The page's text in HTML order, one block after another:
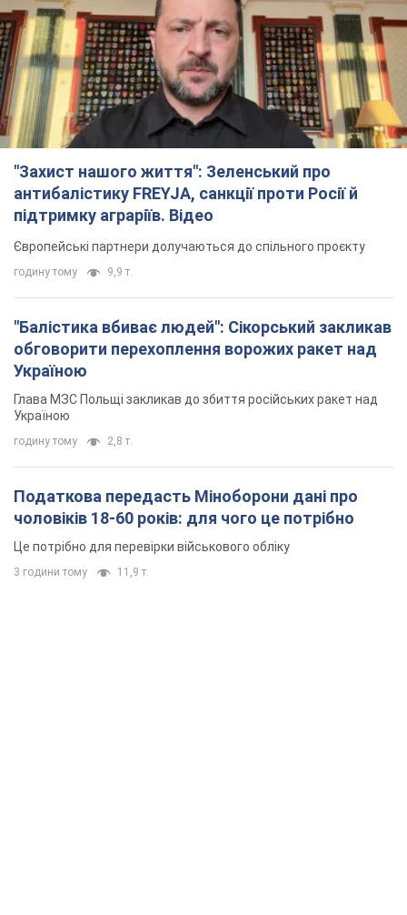
"Захист нашого життя": Зеленський про
антибалістику FREYJA, санкції проти Росії й
підтримку аграріїв. Відео
Європейські партнери долучаються до спільного проєкту
годину тому 9,9 т.
"Балістика вбиває людей": Сікорський закликав
обговорити перехоплення ворожих ракет над
Україною
Глава МЗС Польщі закликав до збиття російських ракет над
Україною
годину тому 2,8 т.
Податкова передасть Міноборони дані про
чоловіків 18-60 років: для чого це потрібно
Це потрібно для перевірки військового обліку
3 години тому 11,9 т.